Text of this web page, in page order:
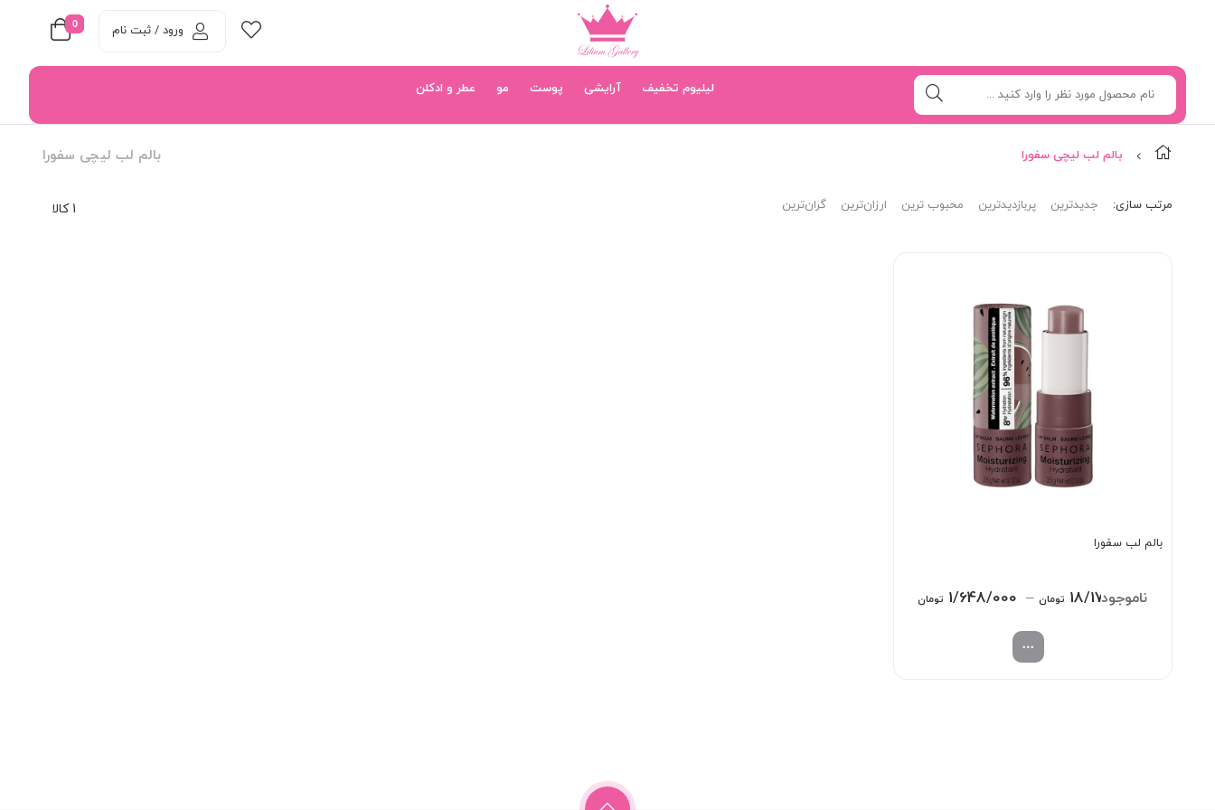
0 ورود / ثبت نام
لیلیوم تخفیف آرایشی پوست مو عطر و ادکلن
بالم لب لیچی سفورا بالم لب لیچی سفورا
1 کالا مرتب‌ سازی: جدیدترین پربازدیدترین محبوب ترین ارزان‌ترین گران‌ترین
بالم لب سفورا
18/170/000 تومان –
1/648/000 تومانPrice